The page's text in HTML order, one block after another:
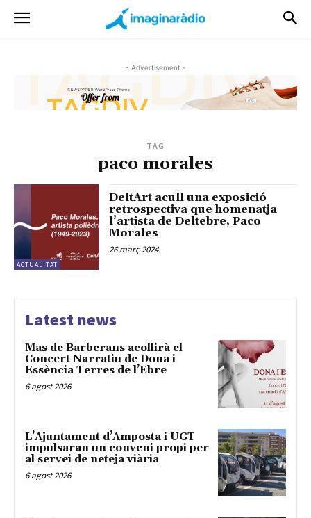
- Advertisement -
TAG
paco morales
ACTUALITAT
DeltArt acull una exposició
retrospectiva que homenatja
l’artista de Deltebre, Paco
Morales
26 març 2024
Latest news
Mas de Barberans acollirà el
Concert Narratiu de Dona i
Essència Terres de l’Ebre
6 agost 2026
L’Ajuntament d’Amposta i UGT
impulsaran un conveni propi per
al servei de neteja viària
6 agost 2026